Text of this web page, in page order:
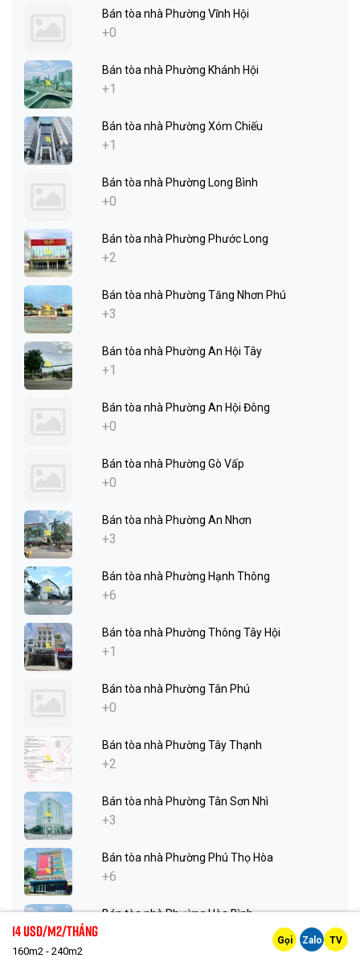
Bán tòa nhà Phường Vĩnh Hội
+0
Bán tòa nhà Phường Khánh Hội
+1
Bán tòa nhà Phường Xóm Chiếu
+1
Bán tòa nhà Phường Long Bình
+0
Bán tòa nhà Phường Phước Long
+2
Bán tòa nhà Phường Tăng Nhơn Phú
+3
Bán tòa nhà Phường An Hội Tây
+1
Bán tòa nhà Phường An Hội Đông
+0
Bán tòa nhà Phường Gò Vấp
+0
Bán tòa nhà Phường An Nhơn
+3
Bán tòa nhà Phường Hạnh Thông
+6
Bán tòa nhà Phường Thông Tây Hội
+1
Bán tòa nhà Phường Tân Phú
+0
Bán tòa nhà Phường Tây Thạnh
+2
Bán tòa nhà Phường Tân Sơn Nhì
+3
Bán tòa nhà Phường Phú Thọ Hòa
+6
Bán tòa nhà Phường Hòa Bình
14 Usd/m2/tháng
160m2 - 240m2
Gọi Zalo TV